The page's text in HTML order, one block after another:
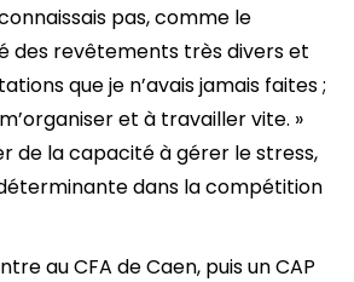
pas, comme le
des revêtements très divers et
que je n’avais jamais faites ;
et à travailler vite. »
de la capacité à gérer le stress,
dans la compétition
au CFA de Caen, puis un CAP